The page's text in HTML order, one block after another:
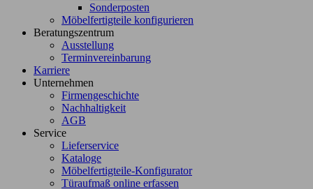
Sonderposten
Möbelfertigteile konfigurieren
Beratungszentrum
Ausstellung
Terminvereinbarung
Karriere
Unternehmen
Firmengeschichte
Nachhaltigkeit
AGB
Service
Lieferservice
Kataloge
Möbelfertigteile-Konfigurator
Türaufmaß online erfassen